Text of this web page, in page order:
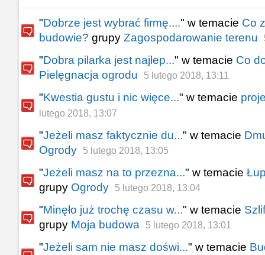
"Dobrze jest wybrać firmę...." w temacie Co
budowie? grupy Zagospodarowanie terenu
"Dobra pilarka jest najlep..." w temacie Co
Pielęgnacja ogrodu
5 lutego 2018, 13:11
"Kwestia gustu i nic więce..." w temacie
lutego 2018, 13:07
"Jeżeli masz faktycznie du..." w temacie
Ogrody
5 lutego 2018, 13:05
"Jeżeli masz na to przezna..." w temacie
grupy Ogrody 5 lutego 2018, 13:04
"Minęło już trochę czasu w..." w temacie
grupy Moja budowa 5 lutego 2018, 13:01
"Jeżeli sam nie masz doświ..." w temacie